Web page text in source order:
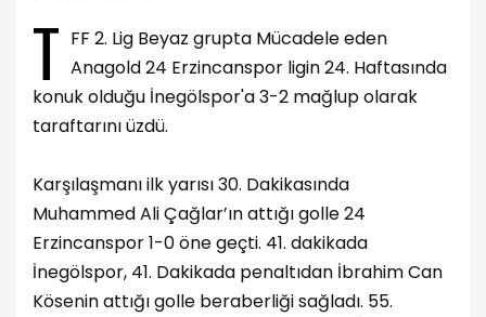
T FF 2. Lig Beyaz grupta Mücadele eden
Anagold 24 Erzincanspor ligin 24. Haftasında
konuk olduğu İnegölspor'a 3-2 mağlup olarak
taraftarını üzdü.
Karşılaşmanı ilk yarısı 30. Dakikasında
Muhammed Ali Çağlar’ın attığı golle 24
Erzincanspor 1-0 öne geçti. 41. dakikada
İnegölspor, 41. Dakikada penaltıdan İbrahim Can
Kösenin attığı golle beraberliği sağladı. 55.